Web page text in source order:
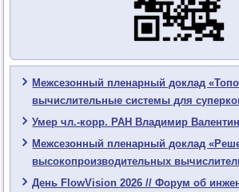
Межсезонный пленарный доклад
вычислительные системы для
Умер чл.-корр. РАН Владимир
Межсезонный пленарный доклад
высокопроизводительных
День FlowVision 2026 // Форум об